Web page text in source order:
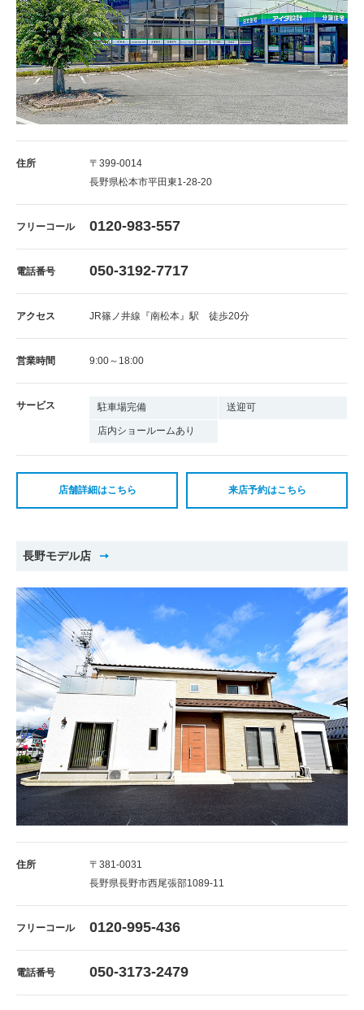
住所
〒399-0014
長野県松本市平田東1-28-20
フリーコール 0120-983-557
電話番号 050-3192-7717
アクセス JR篠ノ井線『南松本』駅 徒歩20分
営業時間 9:00～18:00
サービス 駐車場完備 送迎可
店内ショールームあり
店舗詳細はこちら 来店予約はこちら
長野モデル店
住所
〒381-0031
長野県長野市西尾張部1089-11
フリーコール 0120-995-436
電話番号 050-3173-2479